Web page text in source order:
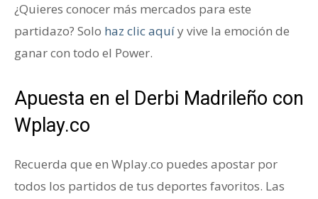
¿Quieres conocer más mercados para este
partidazo? Solo haz clic aquíy vive la emoción de
ganar con todo el Power.
Apuesta en el Derbi Madrileño con
Wplay.co
Recuerda que en Wplay.co puedes apostar por
todos los partidos de tus deportes favoritos. Las